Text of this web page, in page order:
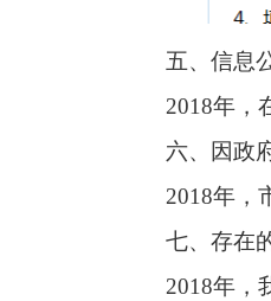
五、信息
2018年，
六、因政
2018年，
七、存在
2018年，